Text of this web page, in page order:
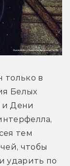
только в
Белых
и Дени
тем
чтобы
ударить по